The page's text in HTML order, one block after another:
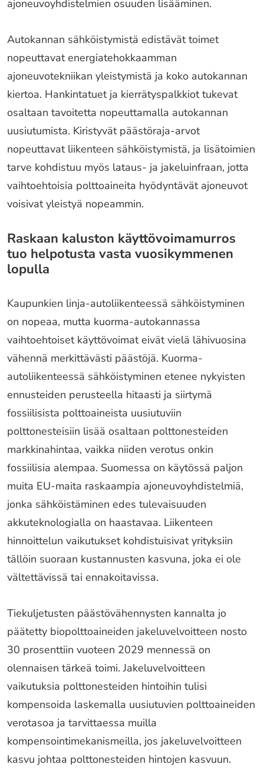
ajoneuvoyhdistelmien osuuden lisääminen.
Autokannan sähköistymistä edistävät toimet
nopeuttavat energiatehokkaamman
ajoneuvotekniikan yleistymistä ja koko autokannan
kiertoa. Hankintatuet ja kierrätyspalkkiot tukevat
osaltaan tavoitetta nopeuttamalla autokannan
uusiutumista. Kiristyvät päästöraja-arvot
nopeuttavat liikenteen sähköistymistä, ja lisätoimien
tarve kohdistuu myös lataus- ja jakeluinfraan, jotta
vaihtoehtoisia polttoaineita hyödyntävät ajoneuvot
voisivat yleistyä nopeammin.
Raskaan kaluston käyttövoimamurros
tuo helpotusta vasta vuosikymmenen
lopulla
Kaupunkien linja-autoliikenteessä sähköistyminen
on nopeaa, mutta kuorma-autokannassa
vaihtoehtoiset käyttövoimat eivät vielä lähivuosina
vähennä merkittävästi päästöjä. Kuorma-
autoliikenteessä sähköistyminen etenee nykyisten
ennusteiden perusteella hitaasti ja siirtymä
fossiilisista polttoaineista uusiutuviin
polttonesteisiin lisää osaltaan polttonesteiden
markkinahintaa, vaikka niiden verotus onkin
fossiilisia alempaa. Suomessa on käytössä paljon
muita EU-maita raskaampia ajoneuvoyhdistelmiä,
jonka sähköistäminen edes tulevaisuuden
akkuteknologialla on haastavaa. Liikenteen
hinnoittelun vaikutukset kohdistuisivat yrityksiin
tällöin suoraan kustannusten kasvuna, joka ei ole
vältettävissä tai ennakoitavissa.
Tiekuljetusten päästövähennysten kannalta jo
päätetty biopolttoaineiden jakeluvelvoitteen nosto
30 prosenttiin vuoteen 2029 mennessä on
olennaisen tärkeä toimi. Jakeluvelvoitteen
vaikutuksia polttonesteiden hintoihin tulisi
kompensoida laskemalla uusiutuvien polttoaineiden
verotasoa ja tarvittaessa muilla
kompensointimekanismeilla, jos jakeluvelvoitteen
kasvu johtaa polttonesteiden hintojen kasvuun.